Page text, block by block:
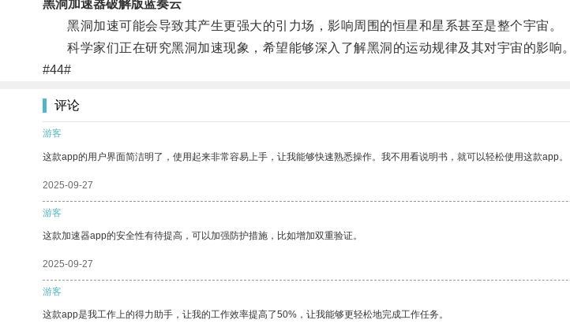
黑洞加速器破解版蓝奏云
黑洞加速可能会导致其产生更强大的引力场，影响周围的恒星和星系甚至是整个宇宙。
科学家们正在研究黑洞加速现象，希望能够深入了解黑洞的运动规律及其对宇宙的影响。
#44#
评论
游客
这款app的用户界面简洁明了，使用起来非常容易上手，让我能够快速熟悉操作。我不用看说明书，就可以轻松使用这款app。
2025-09-27
游客
这款加速器app的安全性有待提高，可以加强防护措施，比如增加双重验证。
2025-09-27
游客
这款app是我工作上的得力助手，让我的工作效率提高了50%，让我能够更轻松地完成工作任务。